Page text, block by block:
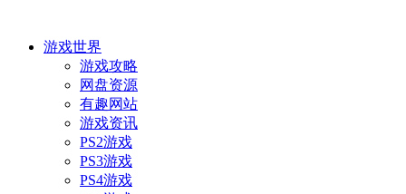
游戏世界
游戏攻略
网盘资源
有趣网站
游戏资讯
PS2游戏
PS3游戏
PS4游戏